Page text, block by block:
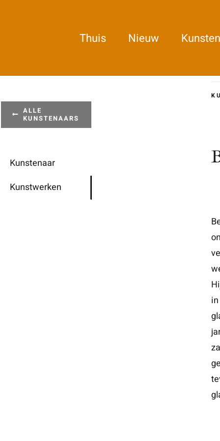
Thuis Nieuw
ALLE
KUNSTENAARS
Kunstenaar
Kunstwerken